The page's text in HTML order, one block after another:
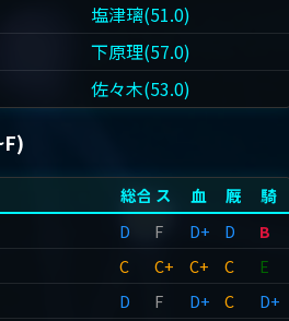
塩津璃(51.0)
下原理(57.0)
佐々木(53.0)
総合 ス 血 厩
騎
D F D+ D
B
C C+ C+ C
E
D F D+ C
D+